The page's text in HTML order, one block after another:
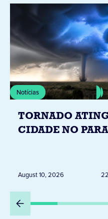
Notícias
TORNADO
CIDADE NO
RURAL
August 10, 2026